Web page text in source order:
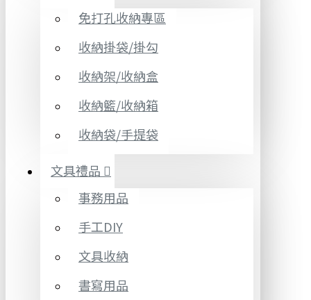
免打孔收納專區
收納掛袋/掛勾
收納架/收納盒
收納籃/收納箱
收納袋/手提袋
文具禮品
事務用品
手工DIY
文具收納
書寫用品